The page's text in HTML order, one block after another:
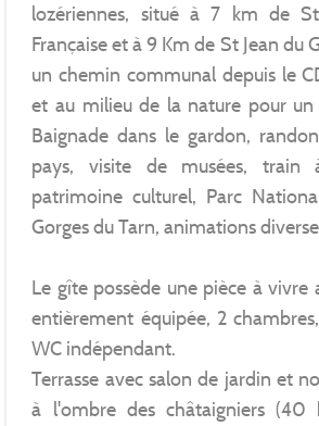
lozériennes, situé à 7 km de
Française et à 9 Km de St Jean du
un chemin communal depuis le
et au milieu de la nature pour un
Baignade dans le gardon,
pays, visite de musées, train
patrimoine culturel, Parc
Gorges du Tarn, animations
Le gîte possède une pièce à vivre
entièrement équipée, 2
WC indépendant.
Terrasse avec salon de jardin et
à l'ombre des châtaigniers (40